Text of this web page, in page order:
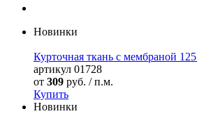
Новинки
Курточная ткань с мембраной
артикул 01728
от 309 руб. / п.м.
Купить
Новинки